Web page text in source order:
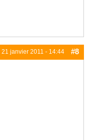
21 janvier 2011 - 14:44 #8